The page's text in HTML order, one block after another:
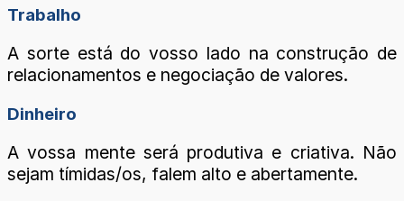
Trabalho
A sorte está do vosso lado na construção de
relacionamentos e negociação de valores.
Dinheiro
A vossa mente será produtiva e criativa. Não
sejam tímidas/os, falem alto e abertamente.